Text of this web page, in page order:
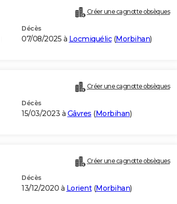
Créer une cagnotte obsèques
Décès
07/08/2025 à Locmiquélic(Morbihan)
Créer une cagnotte obsèques
Décès
15/03/2023 à Gâvres (Morbihan)
Créer une cagnotte obsèques
Décès
13/12/2020 à Lorient(Morbihan)